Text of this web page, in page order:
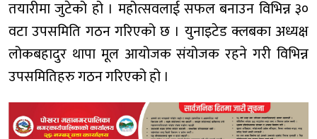
तयारीमा जुटेको हो । महोत्सवलाई सफल बनाउन विभिन्न ३०
वटा उपसमिति गठन गरिएको छ । युनाइटेड क्लबका अध्यक्ष
लोकबहादुर थापा मूल आयोजक संयोजक रहने गरी विभिन्न
उपसमितिहरु गठन गरिएको हो ।